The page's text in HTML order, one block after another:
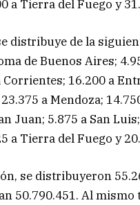
a Tierra del Fuego y
distribuye de la
de Buenos Aires;
16.200 a
a Mendoza;
Juan; 5.875 a San
a Tierra del Fuego y
se distribuyeron
50.790.451. Al mismo